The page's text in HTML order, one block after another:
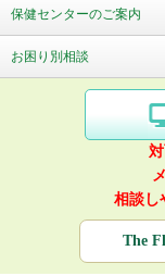
保健センターのご案内
お困り別相談
相談し
The